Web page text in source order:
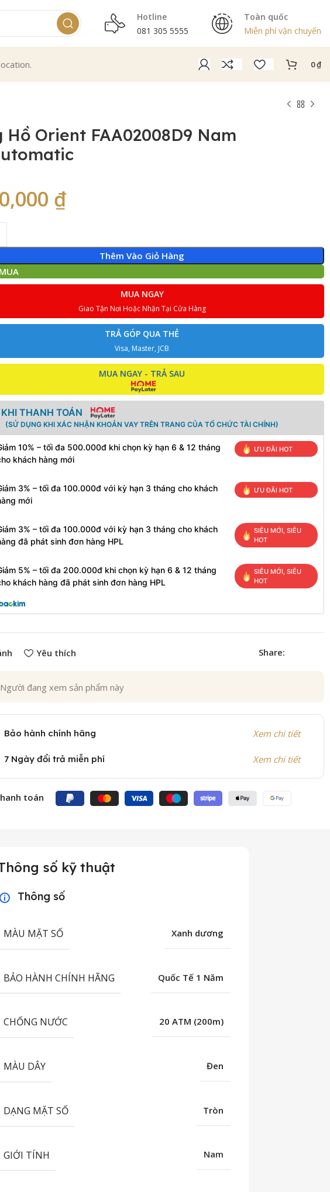
Hotline
081 305 5555
Toàn quốc
Miễn phí vận chuyển
0₫
Hồ Orient FAA02008D9 Nam
₫
Thêm Vào Giỏ Hàng
MUA NGAY
Giao Tận Nơi Hoặc Nhận Tại Cửa Hàng
TRẢ GÓP QUA THẺ
Visa, Master, JCB
MUA NGAY - TRẢ SAU
THANH TOÁN
(SỬ DỤNG KHI XÁC NHẬN KHOẢN VAY TRÊN TRANG CỦA TỔ CHỨC TÀI CHÍNH)
10% – tối đa 500.000đ khi chọn kỳ hạn 6 & 12 tháng
khách hàng mới
ƯU ĐÃI HOT
3% – tối đa 100.000đ với kỳ hạn 3 tháng cho khách
mới
ƯU ĐÃI HOT
3% – tối đa 100.000đ với kỳ hạn 3 tháng cho khách
đã phát sinh đơn hàng HPL
SIÊU MỚI, SIÊU
HOT
5% – tối đa 200.000đ khi chọn kỳ hạn 6 & 12 tháng
khách hàng đã phát sinh đơn hàng HPL
SIÊU MỚI, SIÊU
HOT
Yêu thích Share:
Người đang xem sản phẩm này
Bảo hành chính hãng Xem chi tiết
7 Ngày đổi trả miễn phí Xem chi tiết
toán
số kỹ thuật
Thông số
MÀU MẶT SỐ Xanh dương
BẢO HÀNH CHÍNH HÃNG Quốc Tế 1 Năm
CHỐNG NƯỚC 20 ATM (200m)
MÀU DÂY Đen
DẠNG MẶT SỐ Tròn
GIỚI TÍNH Nam